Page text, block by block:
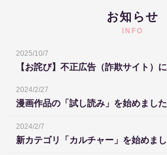
お知らせ
INFO
2025/10/7
【お詫び】不正広告（詐欺サイト）
2024/2/27
漫画作品の「試し読み」を始めました
2024/2/7
新カテゴリ「カルチャー」を始めま